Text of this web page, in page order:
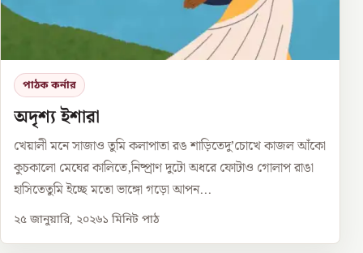
পাঠক কর্নার
অদৃশ্য ইশারা
খেয়ালী মনে সাজাও তুমি কলাপাতা রঙ শাড়িতেদু’চোখে কাজল আঁকো
কুচকালো মেঘের কালিতে,নিষ্প্রাণ দুটো অধরে ফোটাও গোলাপ রাঙা
হাসিতেতুমি ইচ্ছে মতো ভাঙ্গো গড়ো আপন...
২৫ জানুয়ারি, ২০২৬১ মিনিট পাঠ